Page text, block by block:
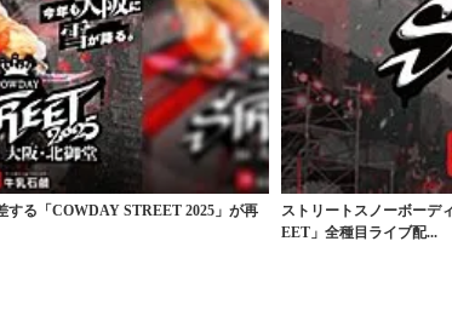
る「COWDAY STREET 2025」が再
ストリートスノーボーデ
EET」全種目ライブ配...